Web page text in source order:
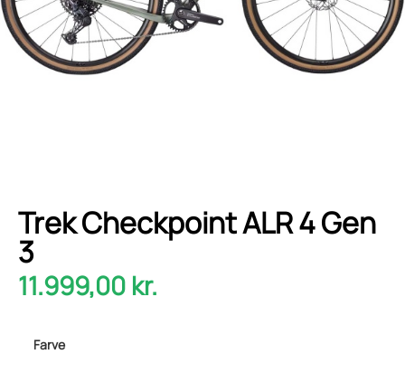
Trek Checkpoint ALR 4 Gen
3
11.999,00 kr.
Farve